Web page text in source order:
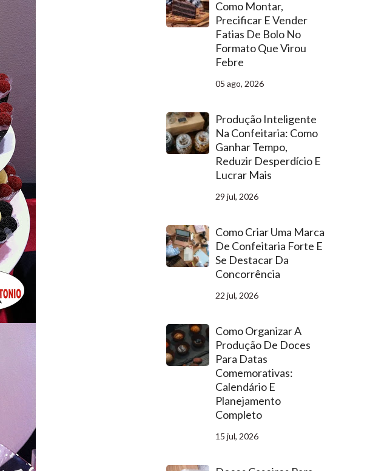
Como Montar,
Precificar E Vender
Fatias De Bolo No
Formato Que Virou
Febre
05 ago, 2026
Produção Inteligente
Na Confeitaria: Como
Ganhar Tempo,
Reduzir Desperdício E
Lucrar Mais
29 jul, 2026
Como Criar Uma Marca
De Confeitaria Forte E
Se Destacar Da
Concorrência
22 jul, 2026
Como Organizar A
Produção De Doces
Para Datas
Comemorativas:
Calendário E
Planejamento
Completo
15 jul, 2026